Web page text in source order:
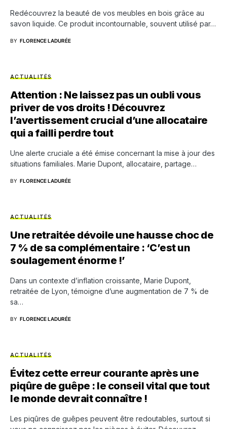
Redécouvrez la beauté de vos meubles en bois grâce au
savon liquide. Ce produit incontournable, souvent utilisé par…
BY FLORENCE LADURÉE
ACTUALITÉS
Attention : Ne laissez pas un oubli vous
priver de vos droits ! Découvrez
l’avertissement crucial d’une allocataire
qui a failli perdre tout
Une alerte cruciale a été émise concernant la mise à jour des
situations familiales. Marie Dupont, allocataire, partage…
BY FLORENCE LADURÉE
ACTUALITÉS
Une retraitée dévoile une hausse choc de
7 % de sa complémentaire : ‘C’est un
soulagement énorme !’
Dans un contexte d’inflation croissante, Marie Dupont,
retraitée de Lyon, témoigne d’une augmentation de 7 % de
sa…
BY FLORENCE LADURÉE
ACTUALITÉS
Évitez cette erreur courante après une
piqûre de guêpe : le conseil vital que tout
le monde devrait connaître !
Les piqûres de guêpes peuvent être redoutables, surtout si